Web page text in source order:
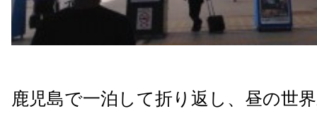
鹿児島で一泊して折り返し、昼の世